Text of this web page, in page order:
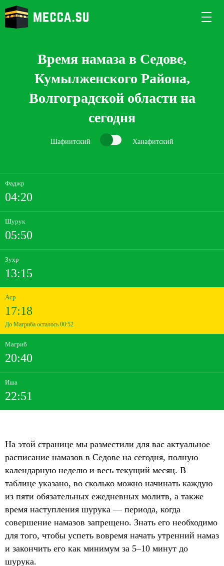
Время намаза в Седове,
Кумылженского Района,
Волгоградской области на
сегодня
Шафиитский Ханафитский
Фаджр
04:20
Шурук
05:50
Зухр
13:15
Аср
17:18
До Магриба осталось 00:52
Магриб
20:40
Иша
22:51
На этой странице мы разместили для вас актуальное
расписание намазов в Седове на сегодня, полную
календарную неделю и весь текущий месяц. В
таблице указано, во сколько можно начинать каждую
из пяти обязательных ежедневных молитв, а также
время наступления шурука — периода, когда
совершение намазов запрещено. Знать его необходимо
для того, чтобы успеть вовремя начать утренний намаз
и закончить его как минимум за 5–10 минут до
шурука.